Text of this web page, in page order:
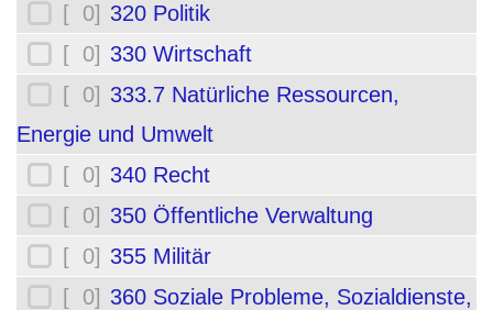
[ 0] 320 Politik
[ 0] 330 Wirtschaft
[ 0] 333.7 Natürliche Ressourcen,
Energie und Umwelt
[ 0] 340 Recht
[ 0] 350 Öffentliche Verwaltung
[ 0] 355 Militär
[ 0] 360 Soziale Probleme, Sozialdienste,